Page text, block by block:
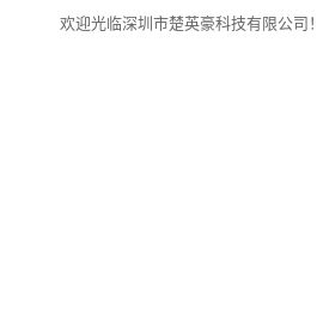
欢迎光临深圳市楚英豪科技有限公司！